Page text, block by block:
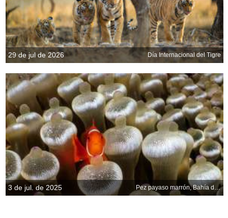
29 de jul de 2026 Día Internacional del Tigre
3 de jul. de 2025 Pez payaso marrón, Bahía de Milne, Papúa Nueva Guinea